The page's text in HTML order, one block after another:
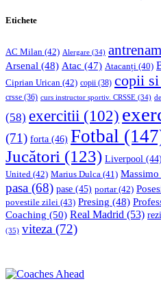
Etichete
AC Milan (42) Alergare (34)
Arsenal (48) Atac (47) Atacanți (40)
Ciprian Urican (42) copii (38) copii
crsse (36) curs instructor sportiv. CRSSE (34)
(58) exercitii (102)
(71) forta (46) Fotbal
Jucători (123) Liverpool (44)
United (42) Marius Dulca (41)
pasa (68) pase (45) portar(42)
povestile zilei (43) Presing (48)
Coaching (50) Real Madrid (53)
(35) viteza (72)